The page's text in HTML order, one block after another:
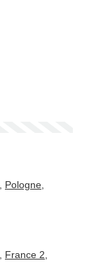
Pologne
France 2